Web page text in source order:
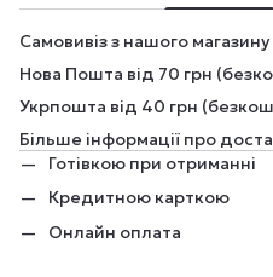
Самовивіз з нашого
Нова Пошта від 70 грн
Укрпошта від 40 грн
Більше інформації про
Готівкою при отриманні
Кредитною карткою
Онлайн оплата